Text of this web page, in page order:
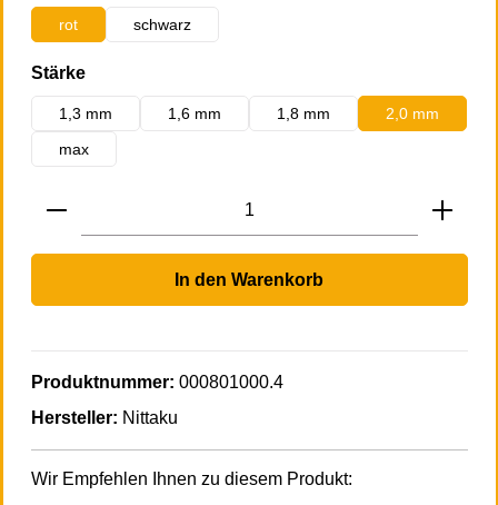
rot schwarz
Stärkeauswählen
1,3 mm 1,6 mm 1,8 mm
2,0 mm
max
Produkt Anzahl: Gib den gewünschten
In den Warenkorb
Produktnummer: 000801000.4
Hersteller: Nittaku
Wir Empfehlen Ihnen zu diesem Produkt: